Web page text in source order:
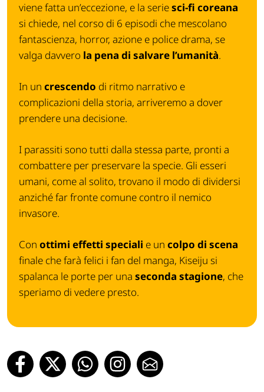
viene fatta un’eccezione, e la seriesci-fi coreana
si chiede, nel corso di 6 episodi che mescolano
fantascienza, horror, azione e police drama, se
valga davvero la pena di salvare l’umanità.
In un crescendo di ritmo narrativo e
complicazioni della storia, arriveremo a dover
prendere una decisione.
I parassiti sono tutti dalla stessa parte, pronti a
combattere per preservare la specie. Gli esseri
umani, come al solito, trovano il modo di dividersi
anziché far fronte comune contro il nemico
invasore.
Con ottimi effetti speciali e un colpo di scena
finale che farà felici i fan del manga, Kiseiju si
spalanca le porte per una seconda stagione, che
speriamo di vedere presto.